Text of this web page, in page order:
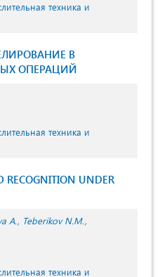
техника и
В
ОПЕРАЦИЙ
техника и
RECOGNITION UNDER
A. Teberikov N.M.
техника и